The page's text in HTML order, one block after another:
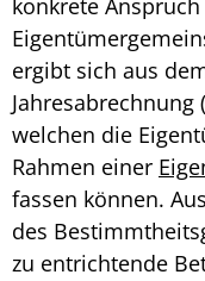
konkrete
ergibt sich aus
Jahresabrechnung
welchen die
Rahmen einer
fassen können.
des
zu entrichtende